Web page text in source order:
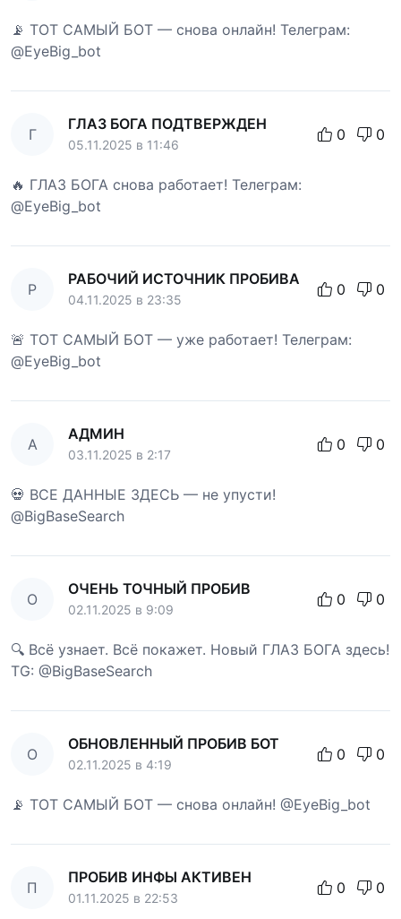
📡 ТОТ САМЫЙ БОТ — снова онлайн! Телеграм:
@EyeBig_bot
Г
ГЛАЗ БОГА ПОДТВЕРЖДЕН
05.11.2025 в 11:46
0 0
🔥 ГЛАЗ БОГА снова работает! Телеграм:
@EyeBig_bot
Р
РАБОЧИЙ ИСТОЧНИК ПРОБИВА
04.11.2025 в 23:35
0 0
🚨 ТОТ САМЫЙ БОТ — уже работает! Телеграм:
@EyeBig_bot
А
АДМИН
03.11.2025 в 2:17
0 0
💀 ВСЕ ДАННЫЕ ЗДЕСЬ — не упусти!
@BigBaseSearch
О
ОЧЕНЬ ТОЧНЫЙ ПРОБИВ
02.11.2025 в 9:09
0 0
🔍 Всё узнает. Всё покажет. Новый ГЛАЗ БОГА здесь!
TG: @BigBaseSearch
О
ОБНОВЛЕННЫЙ ПРОБИВ БОТ
02.11.2025 в 4:19
0 0
📡 ТОТ САМЫЙ БОТ — снова онлайн! @EyeBig_bot
П
ПРОБИВ ИНФЫ АКТИВЕН
01.11.2025 в 22:53
0 0